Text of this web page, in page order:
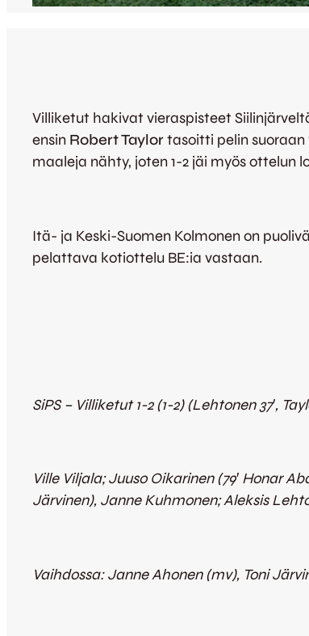
Villiketut hakivat vieraspisteet
ensin Robert Taylortasoitti pelin
maaleja nähty, joten 1-2 jäi myös ottelun
Itä- ja Keski-Suomen Kolmonen on
pelattava kotiottelu BE:ia vastaan.
SiPS – Villiketut 1-2 (1-2) (Lehtonen 37′,
Ville Viljala; Juuso Oikarinen (79′ Honar
Järvinen), Janne Kuhmonen; Aleksis
Vaihdossa: Janne Ahonen (mv), Toni